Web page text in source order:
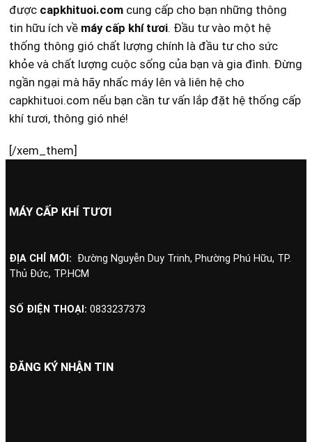
được capkhituoi.com cung cấp cho bạn những thông
tin hữu ích về máy cấp khí tươi. Đầu tư vào một hệ
thống thông gió chất lượng chính là đầu tư cho sức
khỏe và chất lượng cuộc sống của bạn và gia đình. Đừng
ngần ngại mà hãy nhấc máy lên và liên hệ cho
capkhituoi.com nếu bạn cần tư vấn lắp đặt hệ thống cấp
khí tươi, thông gió nhé!
[/xem_them]
MÁY CẤP KHÍ TƯƠI
ĐỊA CHỈ MỚI: Đường Nguyễn Duy Trinh, Phường Phú Hữu, TP.
Thủ Đức, TP.HCM
SỐ ĐIỆN THOẠI: 0833237373
ĐĂNG KÝ NHẬN TIN